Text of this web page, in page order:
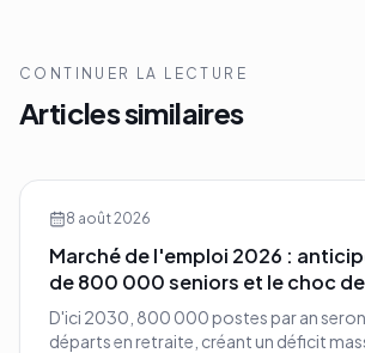
CONTINUER LA LECTURE
Articles similaires
8 août 2026
Marché de l'emploi 2026 :
de 800 000 seniors et le choc
compétences
D'ici 2030, 800 000 postes par an
départs en retraite, créant un déficit